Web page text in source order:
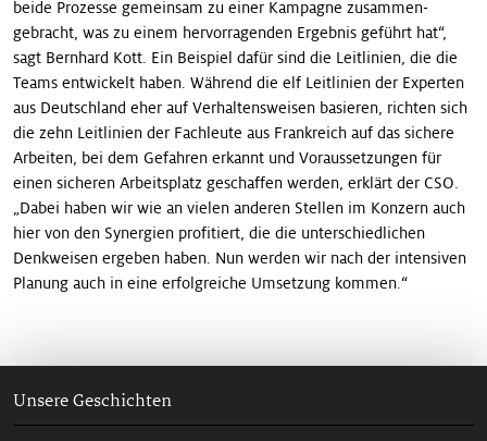
beide Prozesse gemeinsam zu einer Kampagne zusammen­
gebracht, was zu einem hervorragenden Ergebnis geführt hat“,
sagt Bernhard Kott. Ein Beispiel dafür sind die Leitlinien, die die
Teams entwickelt haben. Während die elf Leitlinien der Experten
aus Deutschland eher auf Verhaltensweisen basieren, richten sich
die zehn Leitlinien der Fachleute aus Frankreich auf das sichere
Arbeiten, bei dem Gefahren erkannt und Voraussetzungen für
einen sicheren Arbeitsplatz geschaffen werden, erklärt der CSO.
„Dabei haben wir wie an vielen anderen Stellen im Konzern auch
hier von den Synergien profitiert, die die unterschiedlichen
Denkweisen ergeben haben. Nun werden wir nach der intensiven
Planung auch in eine erfolgreiche Umsetzung kommen.“
Unsere Geschichten